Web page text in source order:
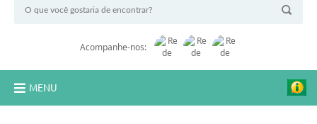
Acompanhe-nos:
MENU